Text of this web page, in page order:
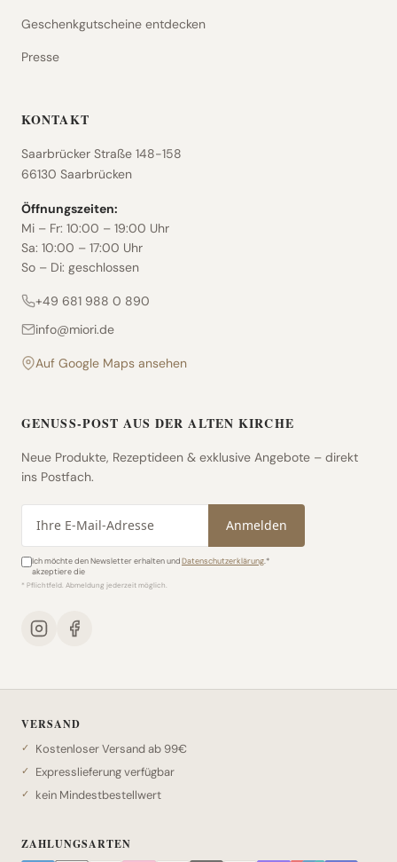
Geschenkgutscheine entdecken
Presse
KONTAKT
Saarbrücker Straße 148-158
66130 Saarbrücken
Öffnungszeiten:
Mi – Fr: 10:00 – 19:00 Uhr
Sa: 10:00 – 17:00 Uhr
So – Di: geschlossen
+49 681 988 0 890
info@miori.de
Auf Google Maps ansehen
GENUSS-POST AUS DER ALTEN KIRCHE
Neue Produkte, Rezeptideen & exklusive Angebote – direkt
ins Postfach.
Anmelden
Ich möchte den Newsletter erhalten und
akzeptiere die
Datenschutzerklärung.*
* Pflichtfeld. Abmeldung jederzeit möglich.
VERSAND
Kostenloser Versand ab 99€
Expresslieferung verfügbar
kein Mindestbestellwert
ZAHLUNGSARTEN